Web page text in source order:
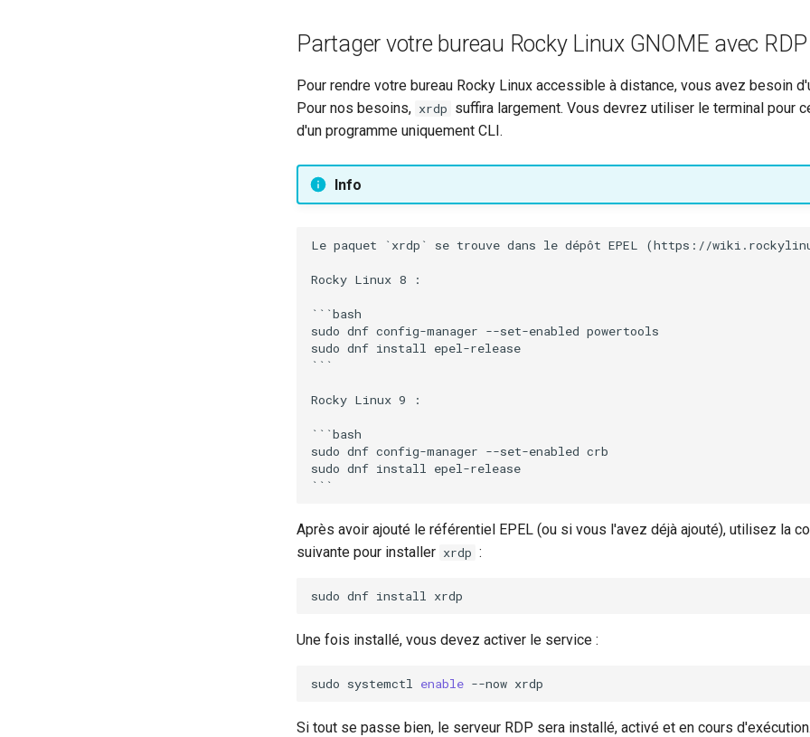
Partager votre bureau Rocky Linux GNOME avec RDP
Pour rendre votre bureau Rocky Linux accessible à distance, vous avez besoin
Pour nos besoins, xrdp suffira largement. Vous devrez utiliser le terminal pour
d'un programme uniquement CLI.
Info
Le paquet `xrdp` se trouve dans le dépôt EPEL (https://
Rocky Linux 8 :
```bash
sudo dnf config-manager --set-enabled powertools
sudo dnf install epel-release
```
Rocky Linux 9 :
```bash
sudo dnf config-manager --set-enabled crb
sudo dnf install epel-release
Après avoir ajouté le référentiel EPEL (ou si vous l'avez déjà ajouté), utilisez la
suivante pour installer xrdp :
sudo dnf install
Une fois installé, vous devez activer le service :
sudo systemctl enable --now
Si tout se passe bien, le serveur RDP sera installé, activé et en cours